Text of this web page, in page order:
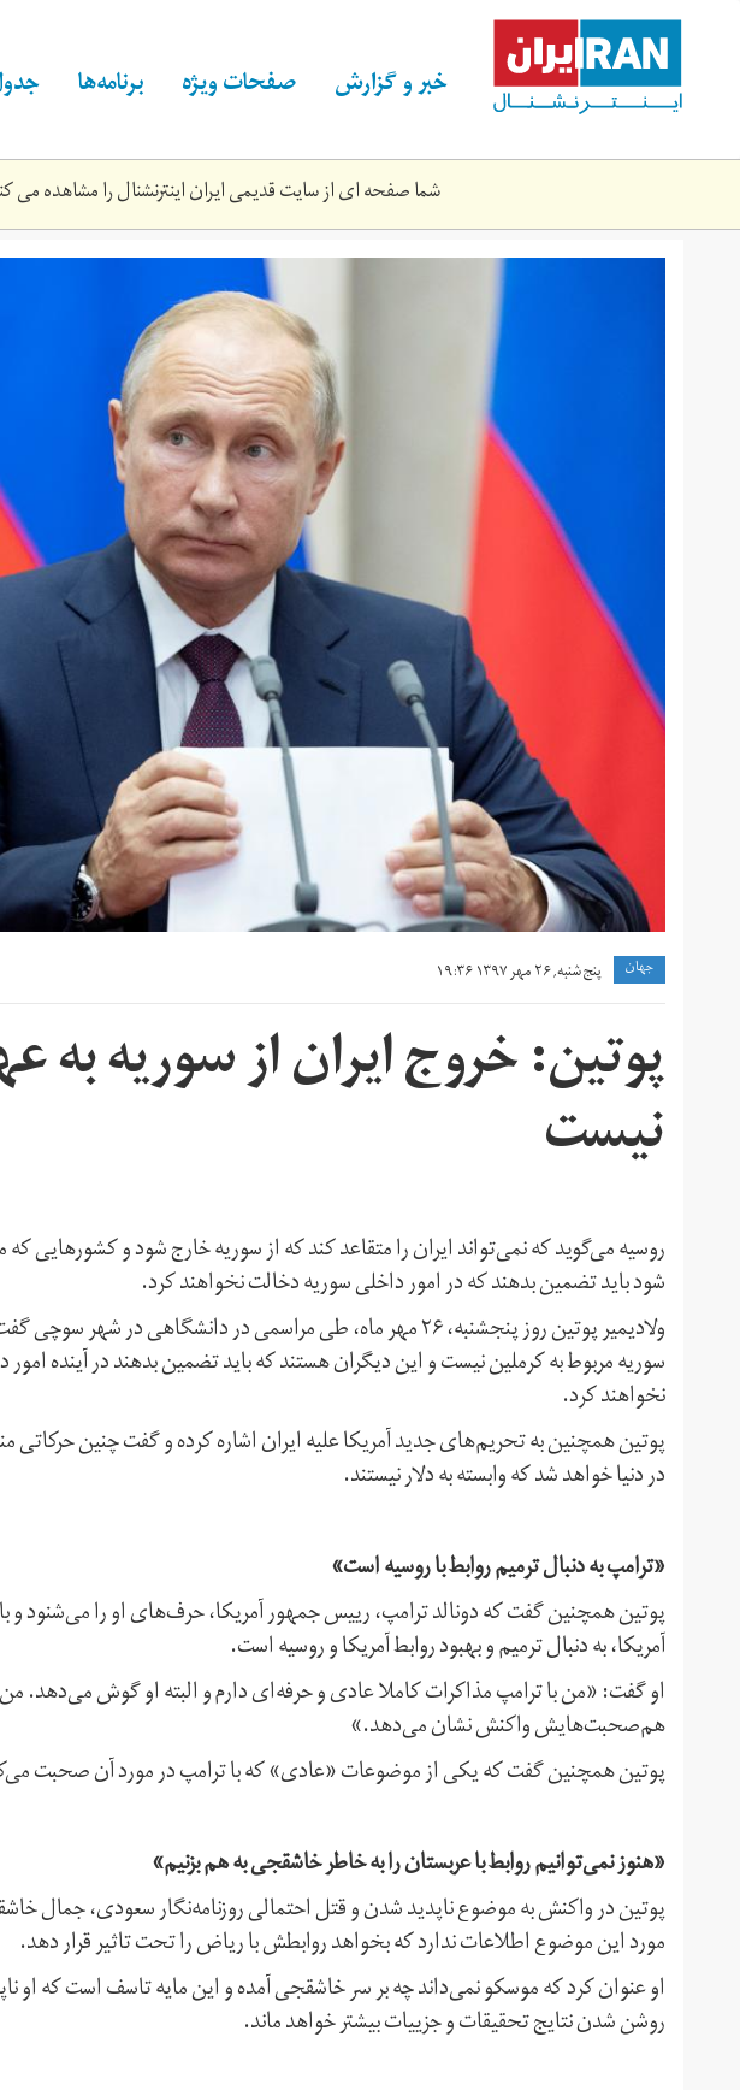
content خبر و گزارش صفحات ویژه برنامه‌ها
شما صفحه ای از سایت قدیمی ایران اینترنشنال را مشاهده
2018-
جهان پنج شنبه, ۲۶ مهر ۱۳۹۷ ۱۹:۳۶
پوتین: خروج ایران از سوریه به
نیست
روسیه می‌گوید که نمی‌تواند ایران را متقاعد کند که از سوریه خارج شود و کشورهایی
شود باید تضمین بدهند که در امور داخلی سوریه دخالت نخواهند کرد.
ولادیمیر پوتین روز پنجشنبه، ۲۶ مهر ماه، طی مراسمی در دانشگاهی
سوریه مربوط به کرملین نیست و این دیگران هستند که باید تضمین بدهند در آینده
نخواهند کرد.
پوتین همچنین به تحریم‌های جدید آمریکا علیه ایران اشاره کرده و گفت چنین
در دنیا خواهد شد که وابسته به دلار نیستند.
«ترامپ به دنبال ترمیم روابط با روسیه است»
پوتین همچنین گفت که دونالد ترامپ، رییس جمهور آمریکا، حرف‌های او را می‌شنود و
آمریکا، به دنبال ترمیم و بهبود روابط آمریکا و روسیه است.
او گفت: «من با ترامپ مذاکرات کاملا عادی و حرفه‌ای دارم و البته او گوش می‌دهد.
هم‌صحبت‌هایش واکنش نشان می‌دهد.»
پوتین همچنین گفت که یکی از موضوعات «عادی» که با ترامپ در مورد آن صحبت
«هنوز نمی‌توانیم روابط با عربستان را به خاطر خاشقجی به هم بزنیم»
پوتین در واکنش به موضوع ناپدید شدن و قتل احتمالی روزنامه‌نگار سعودی، جمال
مورد این موضوع اطلاعات ندارد که بخواهد روابطش با ریاض را تحت تاثیر قرار دهد.
او عنوان کرد که موسکو نمی‌داند چه بر سر خاشقجی آمده و این مایه تاسف است که او
روشن شدن نتایج تحقیقات و جزییات بیشتر خواهد ماند.